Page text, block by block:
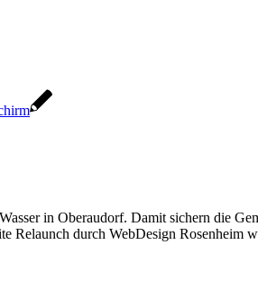
in Oberaudorf. Damit sichern die
Relaunch durch WebDesign Rosenheim